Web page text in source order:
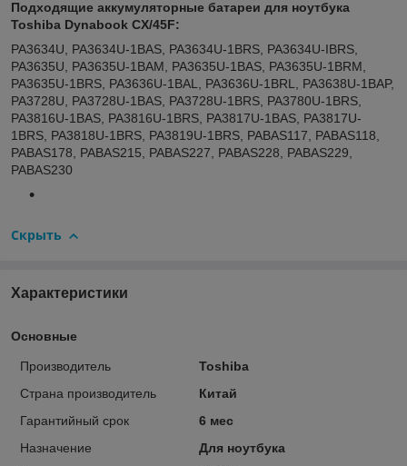
Подходящие аккумуляторные батареи для ноутбука
Toshiba Dynabook CX/45F:
PA3634U, PA3634U-1BAS, PA3634U-1BRS, PA3634U-IBRS,
PA3635U, PA3635U-1BAM, PA3635U-1BAS, PA3635U-1BRM,
PA3635U-1BRS, PA3636U-1BAL, PA3636U-1BRL, PA3638U-1BAP,
PA3728U, PA3728U-1BAS, PA3728U-1BRS, PA3780U-1BRS,
PA3816U-1BAS, PA3816U-1BRS, PA3817U-1BAS, PA3817U-
1BRS, PA3818U-1BRS, PA3819U-1BRS, PABAS117, PABAS118,
PABAS178, PABAS215, PABAS227, PABAS228, PABAS229,
PABAS230
Скрыть
Характеристики
Основные
Производитель
Toshiba
Страна производитель
Китай
Гарантийный срок
6 мес
Назначение
Для ноутбука